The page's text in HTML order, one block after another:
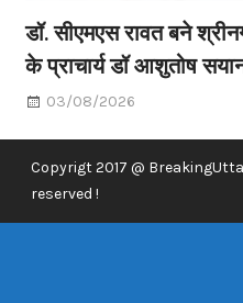
डॉ. सीएमएस रावत बने
के प्राचार्य डॉ आशुतोष
03/08/2026
Copyrigt 2017 @
reserved !